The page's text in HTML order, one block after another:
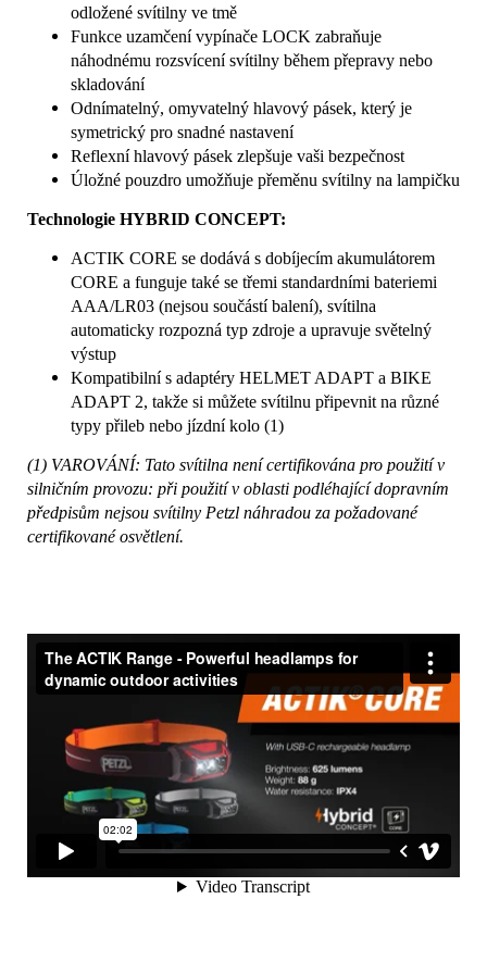
odložené svítilny ve tmě
Funkce uzamčení vypínače LOCK zabraňuje
náhodnému rozsvícení svítilny během přepravy nebo
skladování
Odnímatelný, omyvatelný hlavový pásek, který je
symetrický pro snadné nastavení
Reflexní hlavový pásek zlepšuje vaši bezpečnost
Úložné pouzdro umožňuje přeměnu svítilny na lampičku
Technologie HYBRID CONCEPT:
ACTIK CORE se dodává s dobíjecím akumulátorem
CORE a funguje také se třemi standardními bateriemi
AAA/LR03 (nejsou součástí balení), svítilna
automaticky rozpozná typ zdroje a upravuje světelný
výstup
Kompatibilní s adaptéry HELMET ADAPT a BIKE
ADAPT 2, takže si můžete svítilnu připevnit na různé
typy přileb nebo jízdní kolo (1)
(1) VAROVÁNÍ: Tato svítilna není certifikována pro použití v
silničním provozu: při použití v oblasti podléhající dopravním
předpisům nejsou svítilny Petzl náhradou za požadované
certifikované osvětlení.